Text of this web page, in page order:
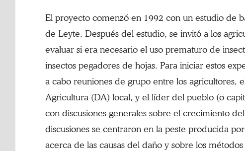
El proyecto comenzó en 1992 con un estudio de
de Leyte. Después del estudio, se invitó a los
evaluar si era necesario el uso prematuro de
insectos pegadores de hojas. Para iniciar estos
a cabo reuniones de grupo entre los agricultores,
Agricultura (DA) local, y el líder del pueblo (o
con discusiones generales sobre el crecimiento
discusiones se centraron en la peste producida
acerca de las causas del daño y sobre los